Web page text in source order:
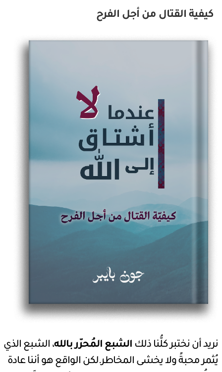
كيفية القتال من أجل الفرح
نريد أن نختبر كلُّنا ذلك الشبع المُحرّر بالله، الشبع الذي
يُثمر محبةً ولا يخشى المخاطر.لكن الواقع هو أننا عادة